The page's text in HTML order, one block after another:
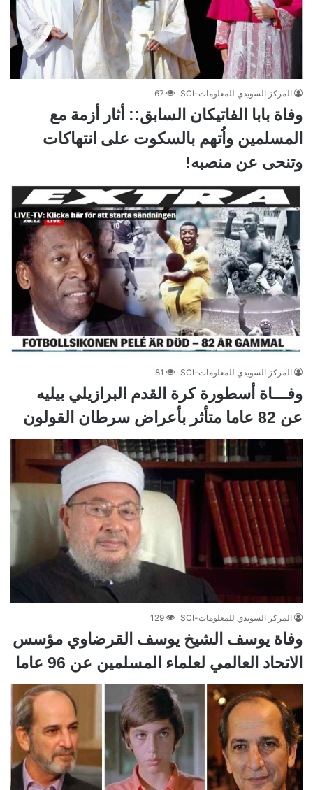
المركز السويدي للمعلومات-SCI 67
وفاة بابا الفاتيكان السابق:: أثار أزمة مع
المسلمين واُتهم بالسكوت على انتهاكات
وتنحى عن منصبه!
المركز السويدي للمعلومات-SCI 81
وفـــاة أسطورة كرة القدم البرازيلي بيليه
عن 82 عاما متأثر بأعراض سرطان القولون
المركز السويدي للمعلومات-SCI 129
وفاة يوسف الشيخ يوسف القرضاوي مؤسس
الاتحاد العالمي لعلماء المسلمين عن 96 عاما